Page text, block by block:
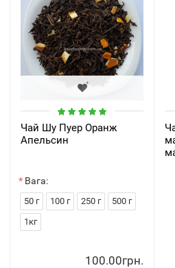
Чай Шу Пуер Оранж
Апельсин
Вага:
50 г 100 г 250 г
500 г
1кг
100.00грн.